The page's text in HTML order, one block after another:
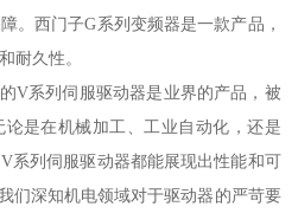
。西门子G系列变频器是一款产品，
耐久性。
列伺服驱动器是业界的产品，被
是在机械加工、工业自动化，还是
系列伺服驱动器都能展现出性能和可
们深知机电领域对于驱动器的严苛要